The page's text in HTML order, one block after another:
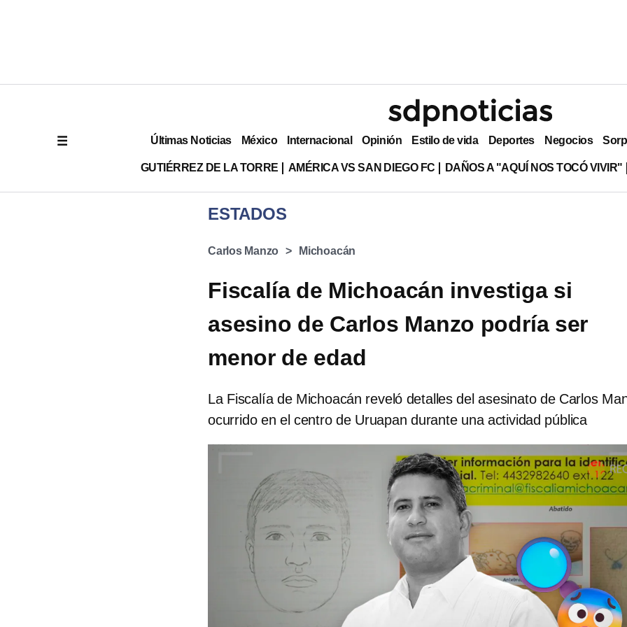
Últimas Noticias México Internacional Opinión Estilo de vida Deportes Negocios
GUTIÉRREZ DE LA TORRE AMÉRICA VS SAN DIEGO FC DAÑOS A "AQUÍ NOS TOCÓ VIVIR"
ESTADOS
Carlos Manzo Michoacán
Fiscalía de Michoacán investiga si
asesino de Carlos Manzo podría ser
menor de edad
La Fiscalía de Michoacán reveló detalles del asesinato de Carlos
ocurrido en el centro de Uruapan durante una actividad pública